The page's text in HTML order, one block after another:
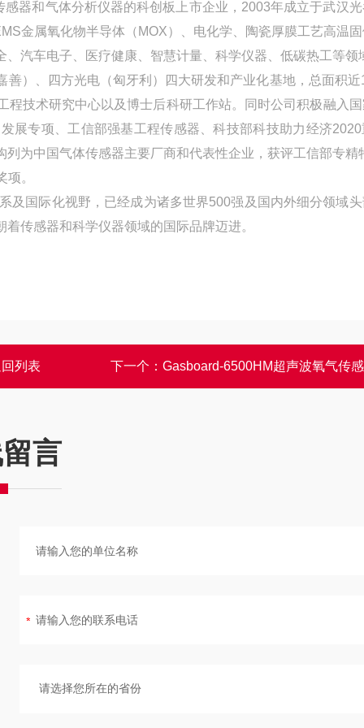
器和气体分析仪器的科创板上市企业，2003年成立于武汉
金属氧化物半导体（MOX）、电化学、陶瓷厚膜工艺高温
汽车电子、医疗健康、智慧计量、科学仪器、低碳热工等领
）、四方光电（匈牙利）四大研发和产业化基地，总面积近
技术研究中心以及博士后科研工作站。同时公司积极融入
展专项、工信部强基工程传感器、科技部科技助力经济
为中国气体传感器主要厂商和代表性企业，获评工信部专精
。
及国际化视野，已经成为诸多世界500强及国内外细分领域
传感器和科学仪器领域的国际品牌迈进。
列表 下一个： Gasboard-6500HM超声波氧气传
言